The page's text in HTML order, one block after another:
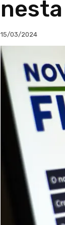
15/03/2024